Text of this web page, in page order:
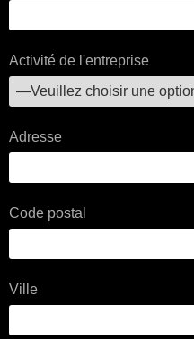
Activité de l'entreprise
Adresse
Code postal
Ville